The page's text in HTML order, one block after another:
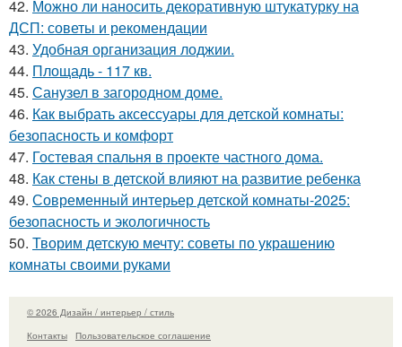
42. Можно ли наносить декоративную штукатурку на
ДСП: советы и рекомендации
43. Удобная организация лоджии.
44. Площадь - 117 кв.
45. Санузел в загородном доме.
46. Как выбрать аксессуары для детской комнаты:
безопасность и комфорт
47. Гостевая спальня в проекте частного дома.
48. Как стены в детской влияют на развитие ребенка
49. Современный интерьер детской комнаты-2025:
безопасность и экологичность
50. Творим детскую мечту: советы по украшению
комнаты своими руками
© 2026 Дизайн / интерьер / стиль
Контакты
Пользовательское соглашение